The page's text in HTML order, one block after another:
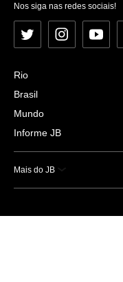
Nos siga nas redes sociais!
Twitter Instagram
Rio
Brasil
Mundo
Informe JB
Mais do JB
Esportes